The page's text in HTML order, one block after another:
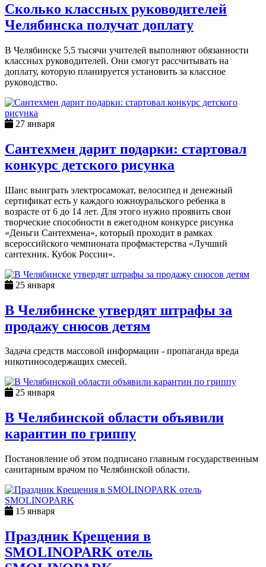
Сколько классных руководителей
Челябинска получат доплату
В Челябинске 5,5 тысячи учителей выполняют обязанности
классных руководителей. Они смогут рассчитывать на
доплату, которую планируется установить за классное
руководство.
27 января
Сантехмен дарит подарки: стартовал
конкурс детского рисунка
Шанс выиграть электросамокат, велосипед и денежный
сертификат есть у каждого южноуральского ребенка в
возрасте от 6 до 14 лет. Для этого нужно проявить свои
творческие способности в ежегодном конкурсе рисунка
«Деньги Сантехмена», который проходит в рамках
всероссийского чемпионата профмастерства «Лучший
сантехник. Кубок России».
25 января
В Челябинске утвердят штрафы за
продажу снюсов детям
Задача средств массовой информации - пропаганда вреда
никотиносодержащих смесей.
25 января
В Челябинской области объявили
карантин по гриппу
Постановление об этом подписано главным государственным
санитарным врачом по Челябинской области.
15 января
Праздник Крещения в
SMOLINOPARK отель